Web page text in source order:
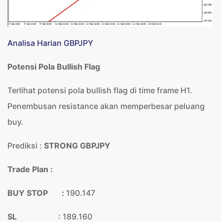
Analisa Harian GBPJPY
Potensi Pola Bullish Flag
Terlihat potensi pola bullish flag di time frame H1.
Penembusan resistance akan memperbesar peluang
buy.
Prediksi : STRONG GBPJPY
Trade Plan :
BUY STOP : 190.147
SL : 189.160